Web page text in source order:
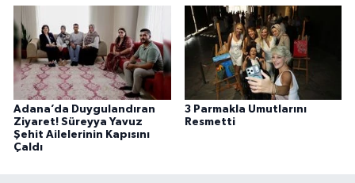
Adana’da Duygulandıran
Ziyaret! Süreyya Yavuz
Şehit Ailelerinin Kapısını
Çaldı
3 Parmakla Umutlarını
Resmetti